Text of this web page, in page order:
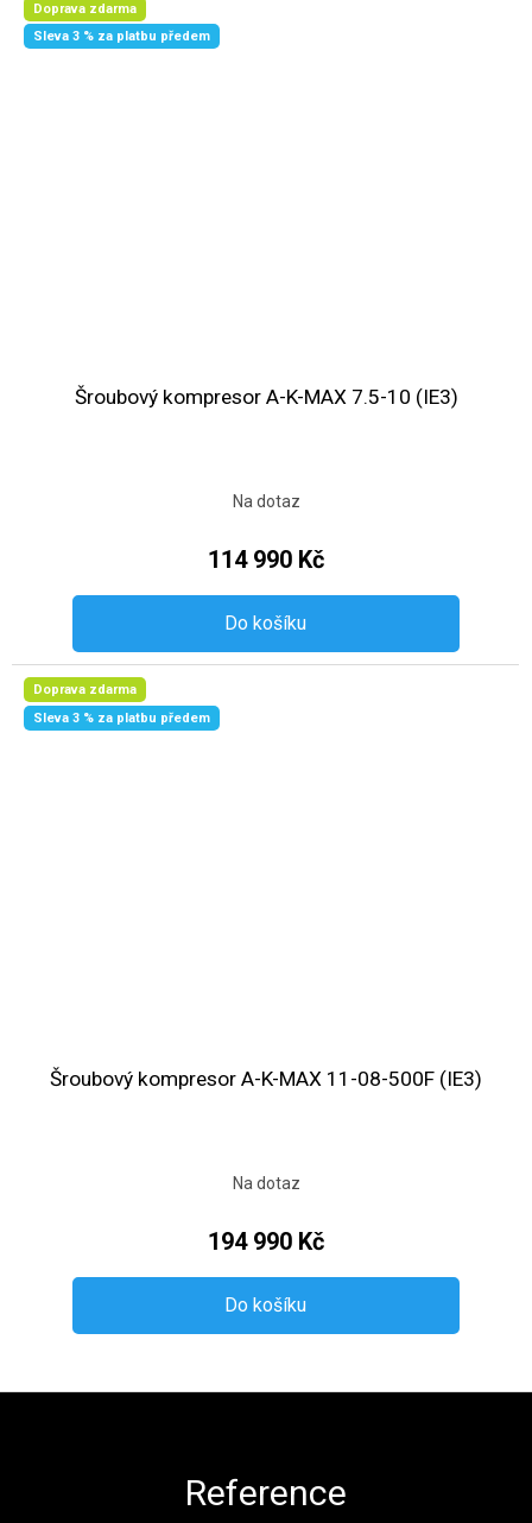
Doprava zdarma
Sleva 3 % za platbu předem
Šroubový kompresor A-K-MAX 7.5-10 (IE3)
Na dotaz
114 990 Kč
Do košíku
Doprava zdarma
Sleva 3 % za platbu předem
Šroubový kompresor A-K-MAX 11-08-500F (IE3)
Na dotaz
194 990 Kč
Do košíku
Reference